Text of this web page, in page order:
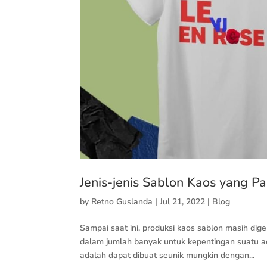
Jenis-jenis Sablon Kaos yang
by Retno Guslanda |Jul 21, 2022 | Blog
Sampai saat ini, produksi kaos sablon masih
dalam jumlah banyak untuk kepentingan suatu
adalah dapat dibuat seunik mungkin dengan...